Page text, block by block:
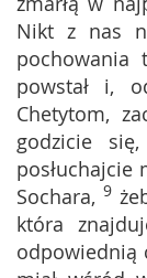
Nikt z nas
pochowania
powstał i,
Chetytom,
godzicie
posłuchajcie
Sochara, 9
która
odpowiednią